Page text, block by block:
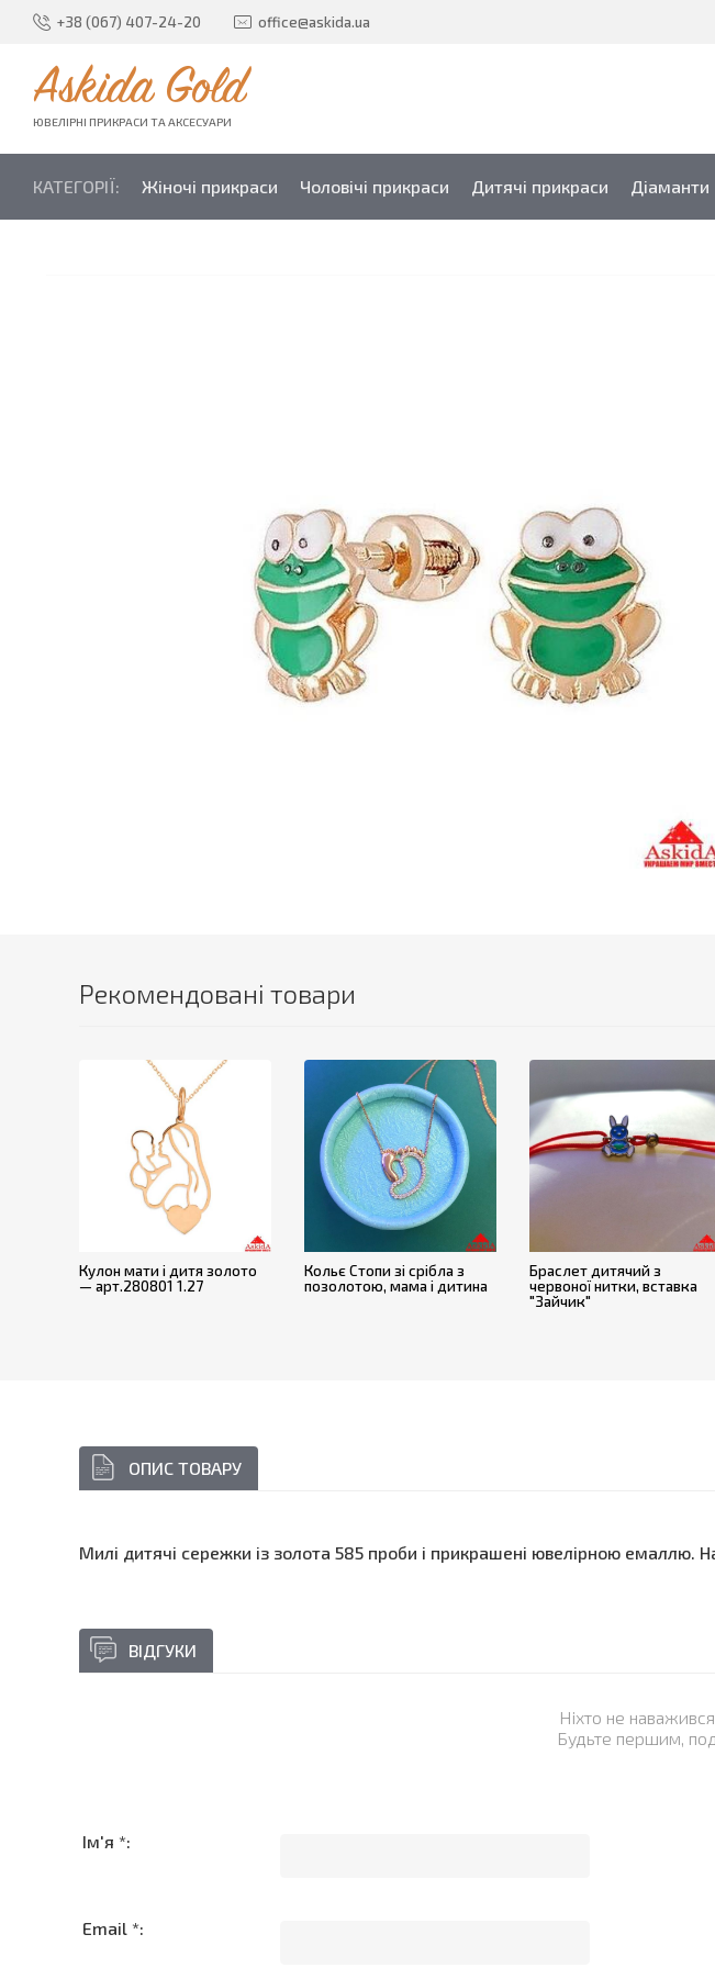
+38 (067) 407-24-20 office@askida.ua
Askida Gold
ЮВЕЛІРНІ ПРИКРАСИ ТА АКСЕСУАРИ
КАТЕГОРІЇ: Жіночі прикраси Чоловічі прикраси Дитячі прикраси Діаманти
Рекомендовані товари
Кулон мати і дитя золото
— арт.280801 1.27
Кольє Стопи зі срібла з
позолотою, мама і дитина
Браслет дитячий з
червоної нитки, вставка
"Зайчик"
ОПИС ТОВАРУ
Милі дитячі сережки із золота 585 проби і прикрашені ювелірною
ВІДГУКИ
Ніхто не
Будьте першим,
Ім'я *:
Email *: